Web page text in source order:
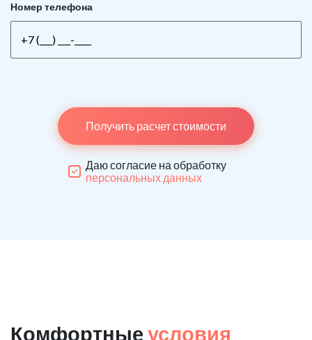
Номер телефона
Получить расчет стоимости
Даю согласие на обработку
персональных данных
Комфортные условия